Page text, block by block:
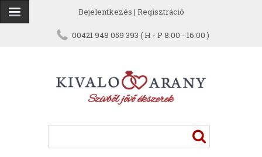
Bejelentkezés | Regisztráció
00421 948 059 393 ( H - P 8:00 - 16:00 )